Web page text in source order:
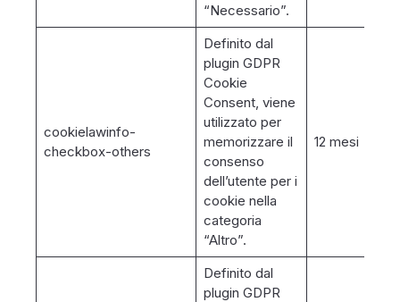
“Necessario”.
cookielawinfo-
checkbox-others
Definito dal
plugin GDPR
Cookie
Consent, viene
utilizzato per
memorizzare il
consenso
dell’utente per i
cookie nella
categoria
“Altro”.
12 mesi
Definito dal
plugin GDPR